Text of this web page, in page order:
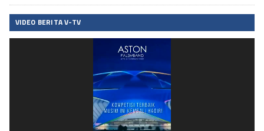
VIDEO BERITA V-TV